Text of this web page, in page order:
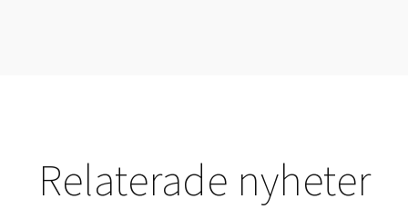
Relaterade nyheter